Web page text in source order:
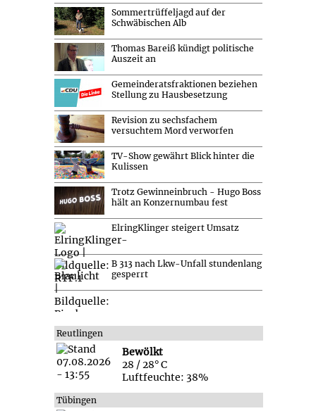
Sommertrüffeljagd auf der
Schwäbischen Alb
Thomas Bareiß kündigt politische
Auszeit an
Gemeinderatsfraktionen beziehen
Stellung zu Hausbesetzung
Revision zu sechsfachem
versuchtem Mord verworfen
TV-Show gewährt Blick hinter die
Kulissen
Trotz Gewinneinbruch - Hugo Boss
hält an Konzernumbau fest
ElringKlinger steigert Umsatz
B 313 nach Lkw-Unfall stundenlang
gesperrt
Reutlingen
Bewölkt
28 / 28° C
Luftfeuchte: 38%
Tübingen